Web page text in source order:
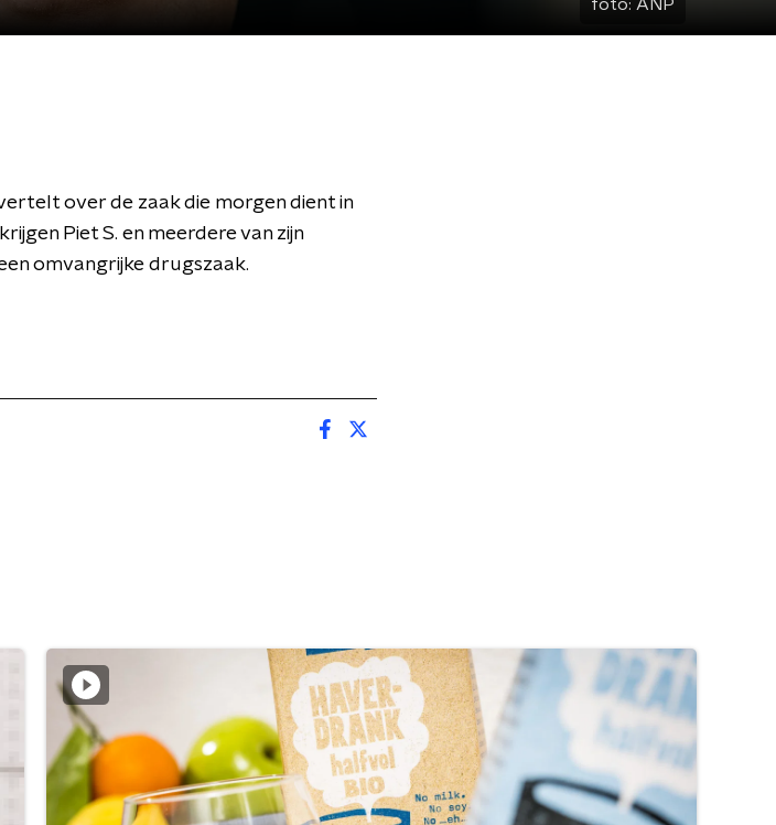
foto: ANP
over de zaak die morgen dient in
Piet S. en meerdere van zijn
omvangrijke drugszaak.